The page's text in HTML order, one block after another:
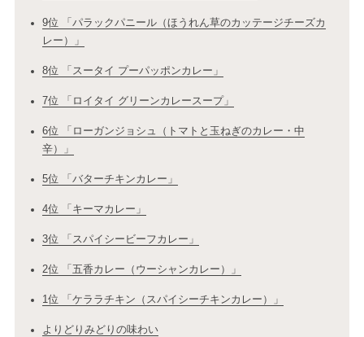
9位 「パラックパニール（ほうれん草のカッテージチーズカ
レー）」
8位 「スータイ プーパッポンカレー」
7位 「ロイタイ グリーンカレースープ」
6位 「ローガンジョシュ（トマトと玉ねぎのカレー・中
辛）」
5位 「バターチキンカレー」
4位 「キーマカレー」
3位 「スパイシービーフカレー」
2位 「五香カレー（ウーシャンカレー）」
1位 「ケララチキン（スパイシーチキンカレー）」
よりどりみどりの味わい